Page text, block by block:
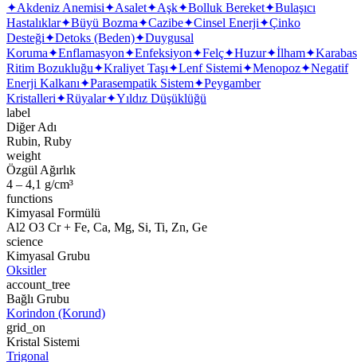
✦Akdeniz Anemisi✦Asalet✦Aşk✦Bolluk Bereket✦Bulaşıcı
Hastalıklar✦Büyü Bozma✦Cazibe✦Cinsel Enerji✦Çinko
Desteği✦Detoks (Beden)✦Duygusal
Koruma✦Enflamasyon✦Enfeksiyon✦Felç✦Huzur✦İlham✦
Ritim Bozukluğu✦Kraliyet Taşı✦Lenf Sistemi✦Menopoz✦Negatif
Enerji Kalkanı✦Parasempatik Sistem✦Peygamber
Kristalleri✦Rüyalar✦Yıldız Düşüklüğü
label
Diğer Adı
Rubin, Ruby
weight
Özgül Ağırlık
4 – 4,1 g/cm³
functions
Kimyasal Formülü
Al2 O3 Cr + Fe, Ca, Mg, Si, Ti, Zn, Ge
science
Kimyasal Grubu
Oksitler
account_tree
Bağlı Grubu
Korindon (Korund)
grid_on
Kristal Sistemi
Trigonal